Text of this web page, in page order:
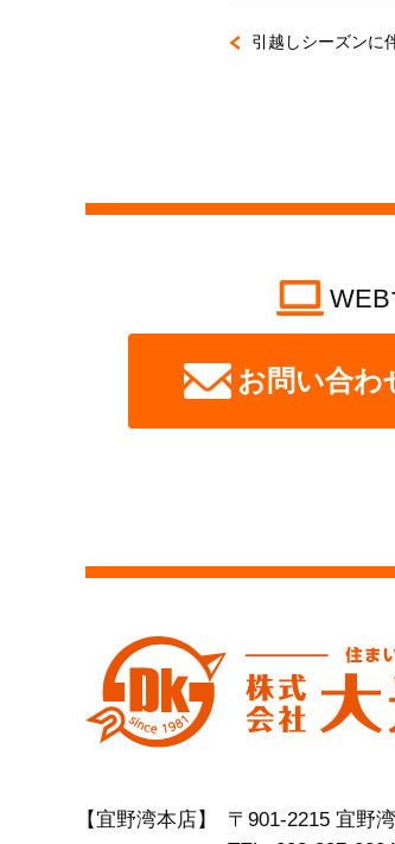
引越しシーズンに
お問い合わ
【宜野湾本店】
〒901-2215 宜野